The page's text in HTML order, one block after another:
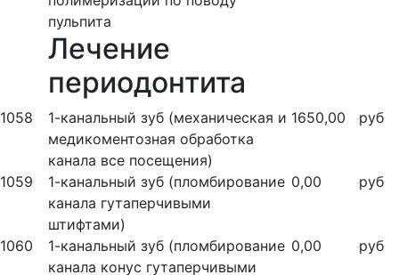
пульпита
Лечение
периодонтита
1058
1-канальный зуб (механическая и
медикоментозная обработка
канала все посещения)
1650,00 руб
1059
1-канальный зуб (пломбирование
канала гутаперчивыми
штифтами)
0,00 руб
1060
1-канальный зуб (пломбирование
канала конус гутаперчивыми
0,00 руб